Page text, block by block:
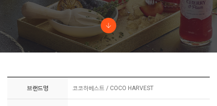
브랜드명 코코하베스트 / COCO HARVEST